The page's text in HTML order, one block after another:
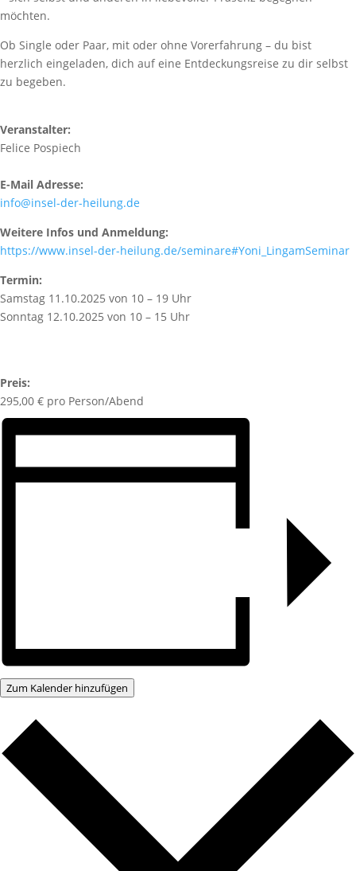
möchten.
Ob Single oder Paar, mit oder ohne Vorerfahrung – du bist
herzlich eingeladen, dich auf eine Entdeckungsreise zu dir selbst
zu begeben.
Veranstalter:
Felice Pospiech
E-Mail Adresse:
info@insel-der-heilung.de
Weitere Infos und Anmeldung:
https://www.insel-der-heilung.de/seminare#Yoni_LingamSeminar
Termin:
Samstag 11.10.2025 von 10 – 19 Uhr
Sonntag 12.10.2025 von 10 – 15 Uhr
Preis:
295,00 € pro Person/Abend
Zum Kalender hinzufügen